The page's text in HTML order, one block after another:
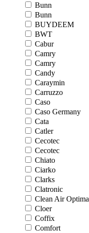
Bunn
Bunn
BUYDEEM
BWT
Cabur
Camry
Camry
Candy
Caraymin
Carruzzo
Caso
Caso Germany
Cata
Catler
Cecotec
Cecotec
Chiato
Ciarko
Clarks
Clatronic
Clean Air Optima
Cloer
Coffix
Comfort